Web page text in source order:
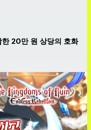
20만 원 상당의 호화